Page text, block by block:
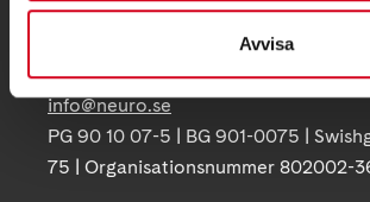
Avvisa
Box 4086
info@neuro.se
PG 90 10 07-5 | BG 901-0075 |
75 | Organisationsnummer 802002-